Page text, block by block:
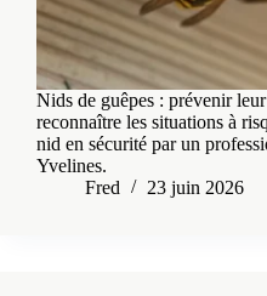
Nids de guêpes : prévenir
reconnaître les situations à
nid en sécurité par un
Yvelines.
Fred
23 juin 2026